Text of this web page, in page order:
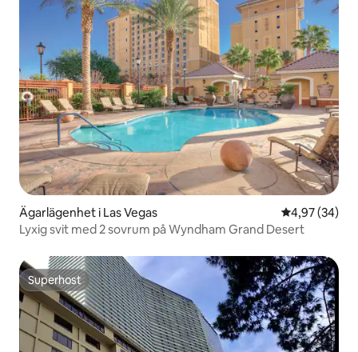
Ägarlägenhet i Las Vegas 4,97 av 5 i
4,97 (34)
Lyxig svit med 2 sovrum på Wyndham Grand Desert
Superhost
Superhost